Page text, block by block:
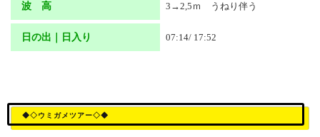
波 高 3→2,5ｍ うねり伴う
日の出｜日入り 07:14/ 17:52
◆◇ウミガメツアー◇◆